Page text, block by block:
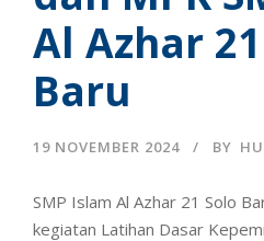
Al Azhar
Baru
19 NOVEMBER 2024 BY
SMP Islam Al Azhar 21 Solo
kegiatan Latihan Dasar